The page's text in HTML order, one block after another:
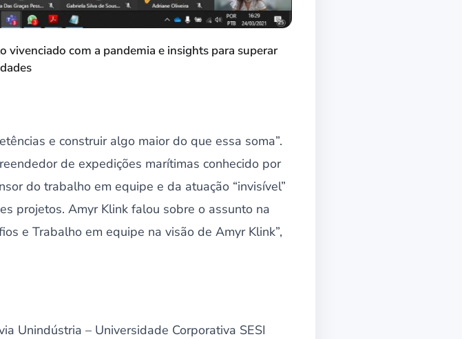
com a pandemia e insights para superar
e construir algo maior do que essa soma”.
de expedições marítimas conhecido por
do trabalho em equipe e da atuação “invisível”
projetos. Amyr Klink falou sobre o assunto na
e Trabalho em equipe na visão de Amyr Klink”,
Unindústria – Universidade Corporativa SESI